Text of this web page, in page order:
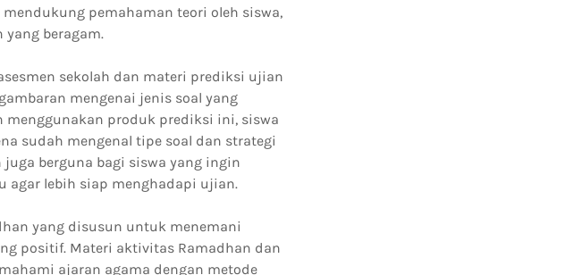
pemahaman teori oleh siswa,
beragam.
sekolah dan materi prediksi ujian
mengenai jenis soal yang
menggunakan produk prediksi ini, siswa
sudah mengenal tipe soal dan strategi
berguna bagi siswa yang ingin
agar lebih siap menghadapi ujian.
yang disusun untuk menemani
positif. Materi aktivitas Ramadhan dan
ajaran agama dengan metode